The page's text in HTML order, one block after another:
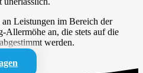
Leistungen im Bereich der
Allermöhe an, die stets auf die
werden.